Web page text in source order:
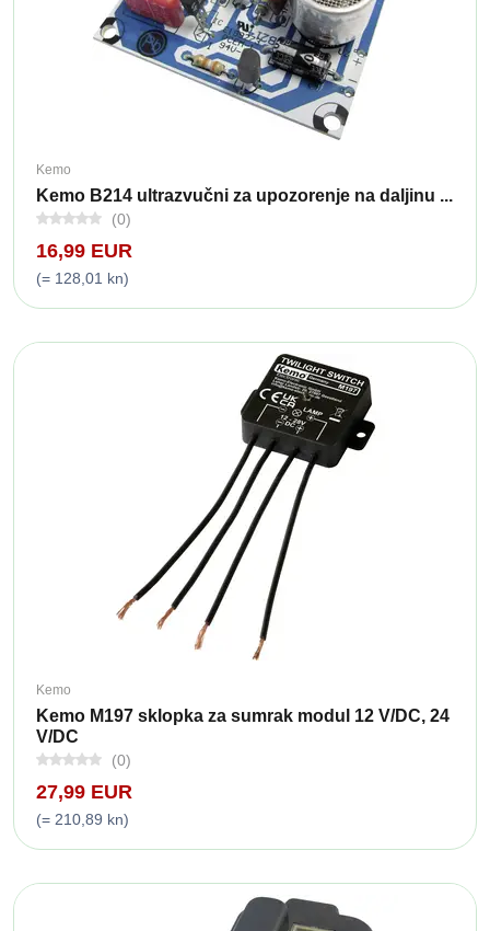
Kemo
Kemo B214 ultrazvučni za upozorenje na daljinu ...
(0)
16,99 EUR
(= 128,01 kn)
Kemo
Kemo M197 sklopka za sumrak modul 12 V/DC, 24
V/DC
(0)
27,99 EUR
(= 210,89 kn)